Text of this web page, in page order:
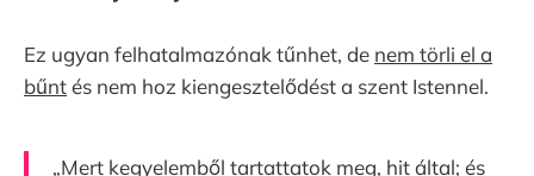
Ez ugyan felhatalmazónak tűnhet, de nem törli el a
bűntés nem hoz kiengesztelődést a szent Istennel.
„Mert kegyelemből tartattatok meg, hit által; és